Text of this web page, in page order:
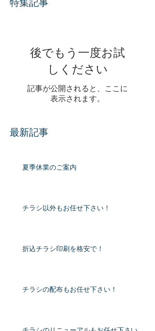
特集記事
後でもう一度お試
しください
記事が公開されると、ここに
表示されます。
最新記事
夏季休業のご案内
チラシ以外もお任せ下さい！
折込チラシ印刷を格安で！
チラシの配布もお任せ下さい！